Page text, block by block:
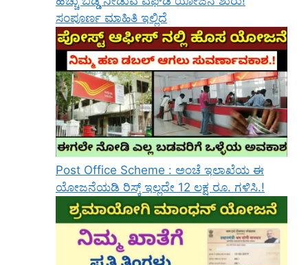
ಸಂಪೂರ್ಣ ಮಾಹಿತಿ ಇಲ್ಲಿದೆ
Post Office Scheme : ಅಂಚೆ ಇಲಾಖೆಯ ಈ
ಯೋಜನೆಯಡಿ ರಿಸ್ಕ್‌ ಇಲ್ಲದೇ 12 ಲಕ್ಷ ರೂ. ಗಳಿಸಿ.!